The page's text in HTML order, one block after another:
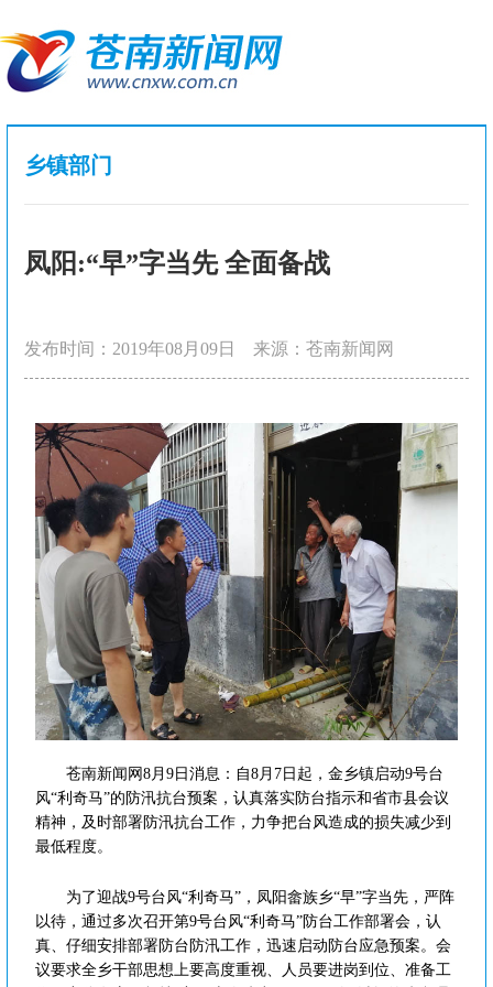
乡镇部门
凤阳:“早”字当先 全面备战
发布时间：2019年08月09日 来源：苍南新闻网
苍南新闻网8月9日消息：自8月7日起，金乡镇启动9号台
风“利奇马”的防汛抗台预案，认真落实防台指示和省市县会议
精神，及时部署防汛抗台工作，力争把台风造成的损失减少到
最低程度。
为了迎战9号台风“利奇马”，凤阳畲族乡“早”字当先，严阵
以待，通过多次召开第9号台风“利奇马”防台工作部署会，认
真、仔细安排部署防台防汛工作，迅速启动防台应急预案。会
议要求全乡干部思想上要高度重视、人员要进岗到位、准备工